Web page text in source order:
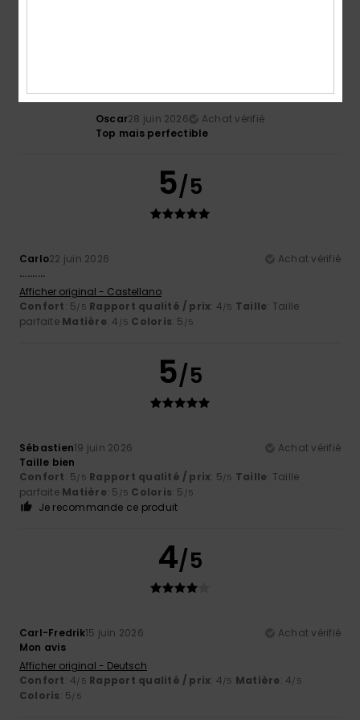
Oscar28 juin 2026
Achat vérifié
Top mais perfectible
5/5
Carlo22 juin 2026
Achat vérifié
..........
Afficher original - Castellano
Confort: 5/5 Rapport qualité / prix: 4/5 Taille: Taille
parfaite Matière: 4 /5 Coloris: 5 /5
5/5
Sébastien19 juin 2026
Achat vérifié
Taille bien
Confort: 5/5 Rapport qualité / prix: 5/5 Taille: Taille
parfaite Matière: 5 /5 Coloris: 5 /5
Je recommande ce produit
4/5
Carl-Fredrik15 juin 2026
Achat vérifié
Mon avis
Afficher original - Deutsch
Confort: 4/5 Rapport qualité / prix: 4/5 Matière: 4/5
Coloris: 5/5